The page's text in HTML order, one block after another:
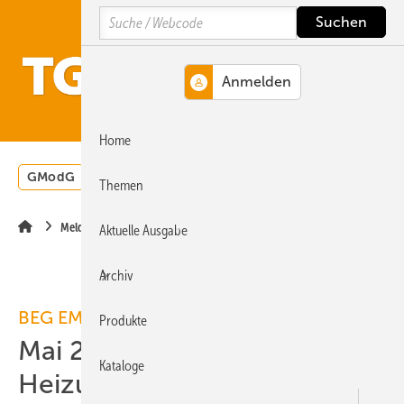
Hauptinhalt
Hauptmenü
SiteSearch
GModG Wärmepumpe
Meldungen
BEG EM
Mai 2026: Nachfrage bei
Heizungs­förderung bleibt
Search
Home
Themen
Aktuelle Ausgabe
Archiv
Produkte
Kataloge